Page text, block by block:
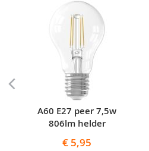
A60 E27 peer 7,5w
806lm helder
€ 5,95